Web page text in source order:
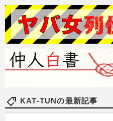
KAT-TUNの最新記事